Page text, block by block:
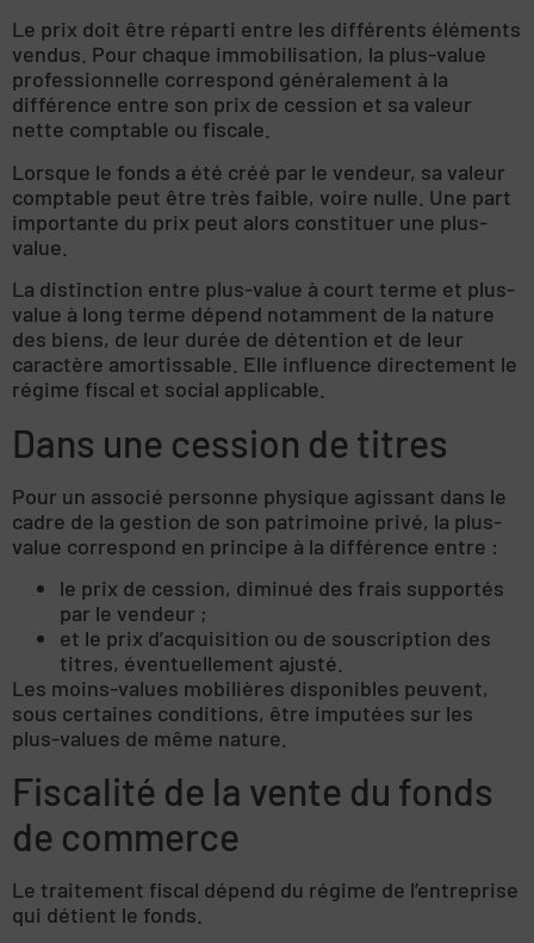
Le prix doit être réparti entre les différents éléments
vendus. Pour chaque immobilisation, la plus-value
professionnelle correspond généralement à la
différence entre son prix de cession et sa valeur
nette comptable ou fiscale.
Lorsque le fonds a été créé par le vendeur, sa valeur
comptable peut être très faible, voire nulle. Une part
importante du prix peut alors constituer une plus-
value.
La distinction entre plus-value à court terme et plus-
value à long terme dépend notamment de la nature
des biens, de leur durée de détention et de leur
caractère amortissable. Elle influence directement le
régime fiscal et social applicable.
Dans une cession de titres
Pour un associé personne physique agissant dans le
cadre de la gestion de son patrimoine privé, la plus-
value correspond en principe à la différence entre :
le prix de cession, diminué des frais supportés
par le vendeur ;
et le prix d’acquisition ou de souscription des
titres, éventuellement ajusté.
Les moins-values mobilières disponibles peuvent,
sous certaines conditions, être imputées sur les
plus-values de même nature.
Fiscalité de la vente du fonds
de commerce
Le traitement fiscal dépend du régime de l’entreprise
qui détient le fonds.